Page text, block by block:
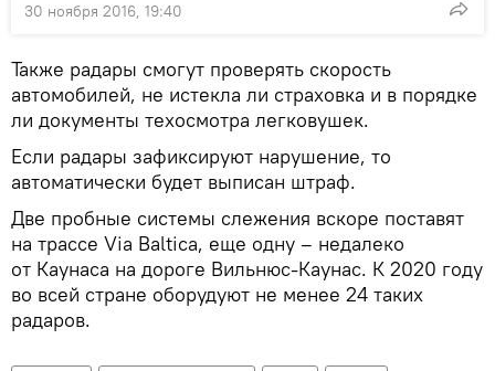
30 ноября 2016, 19:40
Также радары смогут проверять скорость
автомобилей, не истекла ли страховка и в порядке
ли документы техосмотра легковушек.
Если радары зафиксируют нарушение, то
автоматически будет выписан штраф.
Две пробные системы слежения вскоре поставят
на трассе Via Baltica, еще одну – недалеко
от Каунаса на дороге Вильнюс-Каунас. К 2020 году
во всей стране оборудуют не менее 24 таких
радаров.